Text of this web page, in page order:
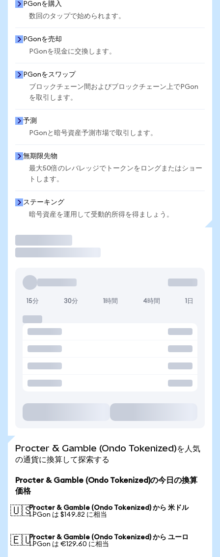
PGonを購入
数回のタップで始められます。
PGonを売却
PGonを現金に交換します。
PGonをスワップ
ブロックチェーン間およびブロックチェーン上でPGon
を取引します。
予測
PGonと暗号資産予測市場で取引します。
無期限先物
最大50倍のレバレッジでトークンをロングまたはショー
トします。
ステーキング
暗号資産を運用して受動的所得を得ましょう。
15分 30分 1時間 4時間 1日
Procter & Gamble (Ondo Tokenized)を人気
の通貨に換算して探索する
Procter & Gamble (Ondo Tokenized)の今日の換算
価格
🇺🇸Procter & Gamble (Ondo Tokenized) から 米ドル
1 PGon は $149.82 に相当
🇪🇺Procter & Gamble (Ondo Tokenized) から ユーロ
1 PGon は €129.60 に相当